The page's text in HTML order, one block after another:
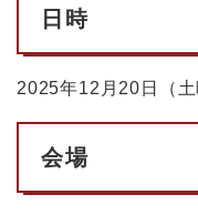
日時
2025年12月20日（
会場